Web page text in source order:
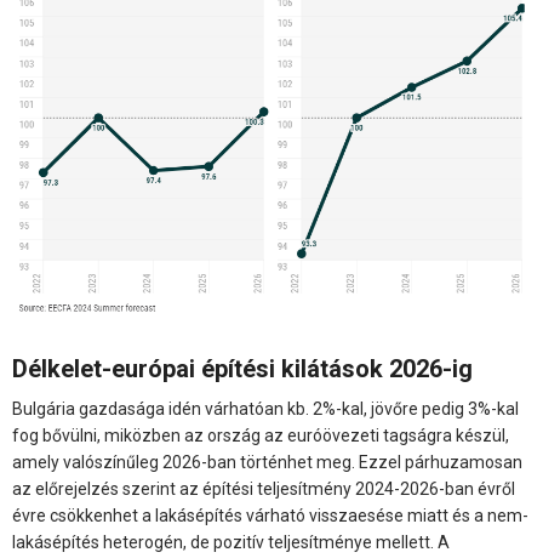
Délkelet-európai építési kilátások 2026-ig
Bulgária gazdasága idén várhatóan kb. 2%-kal, jövőre pedig 3%-kal
fog bővülni, miközben az ország az euróövezeti tagságra készül,
amely valószínűleg 2026-ban történhet meg. Ezzel párhuzamosan
az előrejelzés szerint az építési teljesítmény 2024-2026-ban évről
évre csökkenhet a lakásépítés várható visszaesése miatt és a nem-
lakásépítés heterogén, de pozitív teljesítménye mellett. A